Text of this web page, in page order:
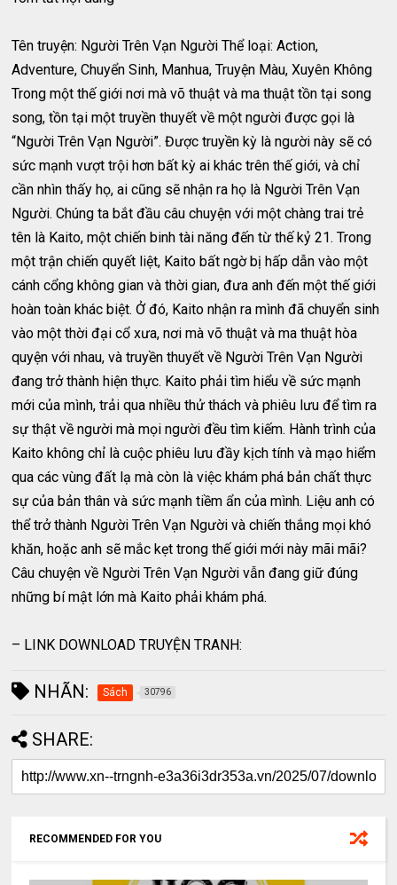
Tên truyện: Người Trên Vạn Người Thể loại: Action,
Adventure, Chuyển Sinh, Manhua, Truyện Màu, Xuyên Không
Trong một thế giới nơi mà võ thuật và ma thuật tồn tại song
song, tồn tại một truyền thuyết về một người được gọi là
“Người Trên Vạn Người”. Được truyền kỳ là người này sẽ có
sức mạnh vượt trội hơn bất kỳ ai khác trên thế giới, và chỉ
cần nhìn thấy họ, ai cũng sẽ nhận ra họ là Người Trên Vạn
Người. Chúng ta bắt đầu câu chuyện với một chàng trai trẻ
tên là Kaito, một chiến binh tài năng đến từ thế kỷ 21. Trong
một trận chiến quyết liệt, Kaito bất ngờ bị hấp dẫn vào một
cánh cổng không gian và thời gian, đưa anh đến một thế giới
hoàn toàn khác biệt. Ở đó, Kaito nhận ra mình đã chuyển sinh
vào một thời đại cổ xưa, nơi mà võ thuật và ma thuật hòa
quyện với nhau, và truyền thuyết về Người Trên Vạn Người
đang trở thành hiện thực. Kaito phải tìm hiểu về sức mạnh
mới của mình, trải qua nhiều thử thách và phiêu lưu để tìm ra
sự thật về người mà mọi người đều tìm kiếm. Hành trình của
Kaito không chỉ là cuộc phiêu lưu đầy kịch tính và mạo hiểm
qua các vùng đất lạ mà còn là việc khám phá bản chất thực
sự của bản thân và sức mạnh tiềm ẩn của mình. Liệu anh có
thể trở thành Người Trên Vạn Người và chiến thắng mọi khó
khăn, hoặc anh sẽ mắc kẹt trong thế giới mới này mãi mãi?
Câu chuyện về Người Trên Vạn Người vẫn đang giữ đúng
những bí mật lớn mà Kaito phải khám phá.
– LINK DOWNLOAD TRUYỆN TRANH:
NHÃN: Sách 30796
SHARE:
RECOMMENDED FOR YOU